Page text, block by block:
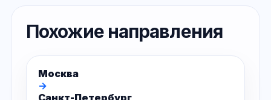
Похожие направления
Москва
→
Санкт-Петербург